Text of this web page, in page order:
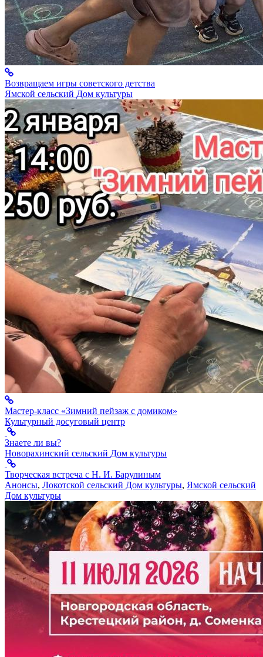
Возвращаем игры советского детства
Ямской сельский Дом культуры
Мастер-класс «Зимний пейзаж с домиком»
Культурный досуговый центр
Знаете ли вы?
Новорахинский сельский Дом культуры
Творческая встреча с Н. И. Барулиным
Анонсы, Локотской сельский Дом культуры, Ямской сельский
Дом культуры